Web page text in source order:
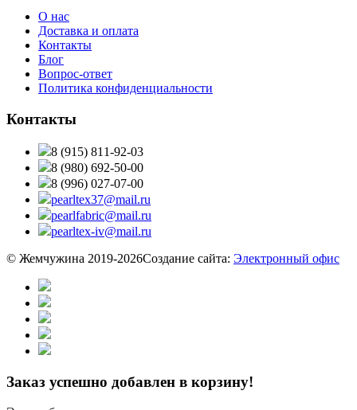
О нас
Доставка и оплата
Контакты
Блог
Вопрос-ответ
Политика конфиденциальности
Контакты
8 (915) 811-92-03
8 (980) 692-50-00
8 (996) 027-07-00
pearltex37@mail.ru
pearlfabric@mail.ru
pearltex-iv@mail.ru
© Жемчужина 2019-2026Создание сайта: Электронный офис
Заказ успешно добавлен в корзину!